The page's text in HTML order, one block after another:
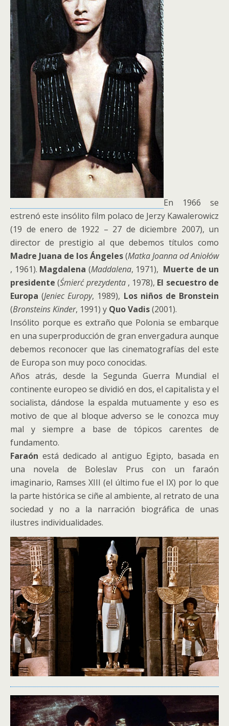
En 1966 se
estrenó este insólito film polaco de Jerzy Kawalerowicz
(19 de enero de 1922 – 27 de diciembre 2007), un
director de prestigio al que debemos títulos como
Madre Juana de los Ángeles(Matka Joanna od Aniołów
, 1961). Magdalena (Maddalena, 1971), Muerte de un
presidente (Śmierć prezydenta, 1978), El secuestro de
Europa (Jeniec Europy, 1989), Los niños de Bronstein
(Bronsteins Kinder, 1991) y Quo Vadis(2001).
Insólito porque es extraño que Polonia se embarque
en una superproducción de gran envergadura aunque
debemos reconocer que las cinematografías del este
de Europa son muy poco conocidas.
Años atrás, desde la Segunda Guerra Mundial el
continente europeo se dividió en dos, el capitalista y el
socialista, dándose la espalda mutuamente y eso es
motivo de que al bloque adverso se le conozca muy
mal y siempre a base de tópicos carentes de
fundamento.
Faraón está dedicado al antiguo Egipto, basada en
una novela de Boleslav Prus con un faraón
imaginario, Ramses XIII (el último fue el IX) por lo que
la parte histórica se ciñe al ambiente, al retrato de una
sociedad y no a la narración biográfica de unas
ilustres individualidades.